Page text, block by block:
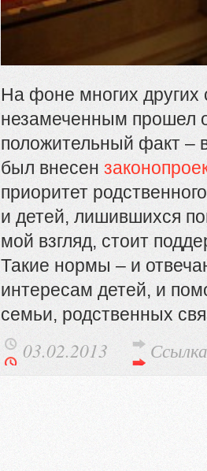
На фоне многих других
незамеченным прошел
положительный факт –
был внесен
приоритет
и детей, лишившихся
мой взгляд, стоит
Такие нормы – и
интересам детей, и
семьи, родственных
03.02.2013 Ссылка